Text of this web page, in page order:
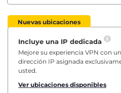
Nuevas ubicaciones
Incluye una IP dedicada
Mejore su experiencia VPN con
dirección IP asignada
usted.
Ver ubicaciones disponibles